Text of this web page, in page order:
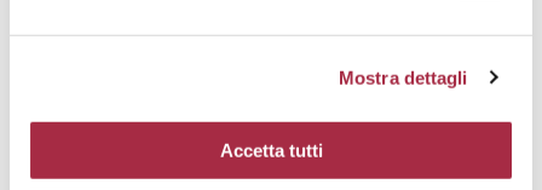
Mostra dettagli
Accetta tutti